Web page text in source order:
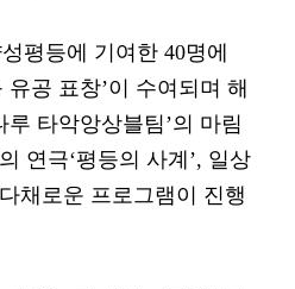
평등에 기여한 40명에
공 표창’이 수여되며 해
루 타악앙상블팀’의 마림
연극‘평등의 사계’, 일상
채로운 프로그램이 진행